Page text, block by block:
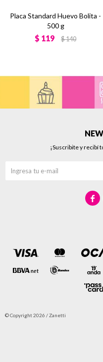
Placa Standard Huevo Bolita -
500 g
$ 119 $140
¡Suscribite y recibí

© Copyright 2026 / Zanetti